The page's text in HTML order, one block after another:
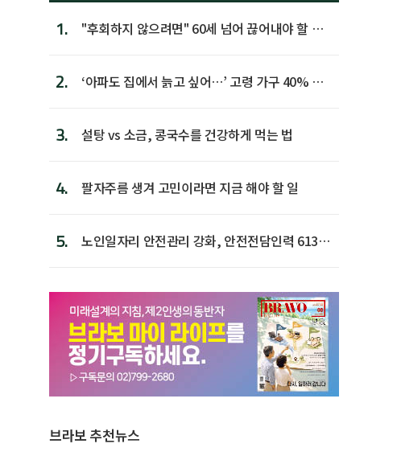
1.
"후회하지 않으려면" 60세 넘어 끊어내야 할 사
2.
‘아파도 집에서 늙고 싶어…’ 고령 가구 40% 노
3. 설탕 vs 소금, 콩국수를 건강하게 먹는 법
4. 팔자주름 생겨 고민이라면 지금 해야 할 일
5.
노인일자리 안전관리 강화, 안전전담인력 613명
브라보 추천뉴스